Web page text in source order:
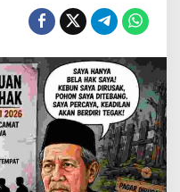
MENUNGGU
JAWABAN
SENGKETA
KEBUN
DI
MARIORIAWA